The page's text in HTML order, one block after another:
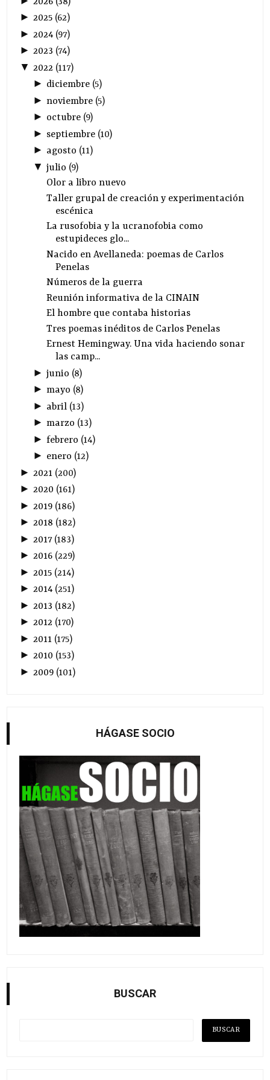
►2025 (62)
► 2024 (97)
►2023 (74)
▼ 2022 (117)
► diciembre(5)
► noviembre(5)
► octubre(9)
► septiembre(10)
► agosto (11)
▼ julio (9)
Olor a libro nuevo
Taller grupal de creación y experimentación
escénica
La rusofobia y la ucranofobia como
estupideces glo...
Nacido en Avellaneda: poemas de Carlos
Penelas
Números de la guerra
Reunión informativa de la CINAIN
El hombre que contaba historias
Tres poemas inéditos de Carlos Penelas
Ernest Hemingway. Una vida haciendo sonar
las camp...
► junio (8)
► mayo (8)
► abril(13)
► marzo (13)
► febrero (14)
► enero (12)
► 2021 (200)
►2020 (161)
► 2019 (186)
►2018 (182)
► 2017(183)
►2016 (229)
► 2015 (214)
►2014 (251)
► 2013 (182)
►2012 (170)
► 2011 (175)
►2010 (153)
► 2009 (101)
HÁGASE SOCIO
BUSCAR